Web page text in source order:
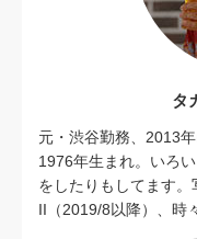
タ
元・渋谷勤務、2013
1976年生まれ。いろ
をしたりもしてます
II（2019/8以降）、時